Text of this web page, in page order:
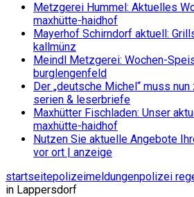
Metzgerei Hummel: Aktuelles
maxhütte-haidhof
Mayerhof Schirndorf aktuell:
kallmünz
Meindl Metzgerei: Wochen-
burglengenfeld
Der „deutsche Michel“ muss nun
serien & leserbriefe
Maxhütter Fischladen: Unser
maxhütte-haidhof
Nutzen Sie aktuelle Angebote
vor ort | anzeige
startseitepolizeimeldungenpolizei
in Lappersdorf